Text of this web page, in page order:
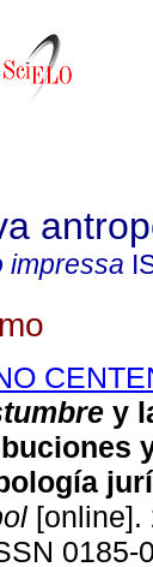
impressa
y
[online].
0185-